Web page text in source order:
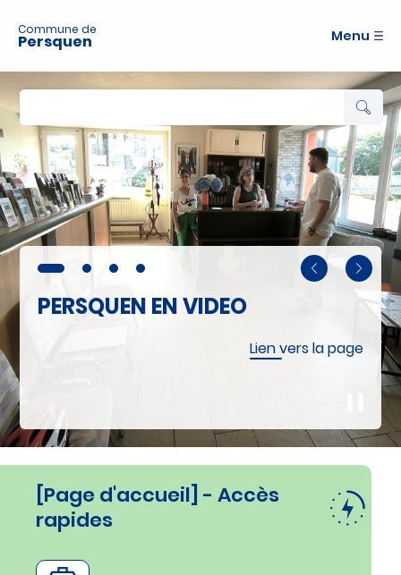
e
a
u
m
e
n
u
A
c
d
e
r
a
u
c
o
n
Commune de
Persquen Menu
PERSQUEN EN VIDEO
Lien vers la page
[Page d'accueil] - Accès
rapides